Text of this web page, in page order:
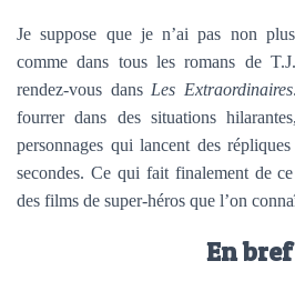
Je suppose que je n’ai pas non
comme dans tous les romans de
rendez-vous dans Les Extraordinaires
fourrer dans des situations
personnages qui lancent des
secondes. Ce qui fait finalement de
des films de super-héros que l’on
En bref